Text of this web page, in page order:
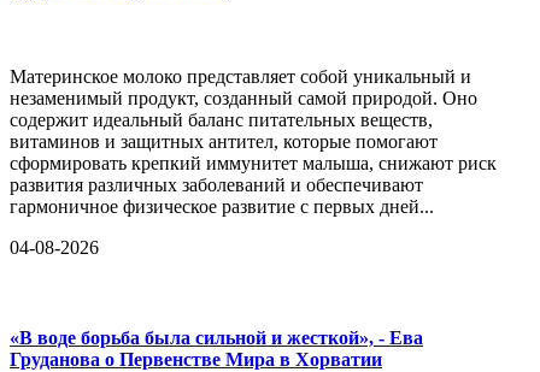
Материнское молоко представляет собой уникальный и
незаменимый продукт, созданный самой природой. Оно
содержит идеальный баланс питательных веществ,
витаминов и защитных антител, которые помогают
сформировать крепкий иммунитет малыша, снижают риск
развития различных заболеваний и обеспечивают
гармоничное физическое развитие с первых дней...
04-08-2026
«В воде борьба была сильной и жесткой», - Ева
Груданова о Первенстве Мира в Хорватии